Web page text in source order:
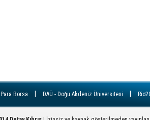
Para Borsa DAÜ - Doğu Akdeniz Üniversitesi
Üniversitesi FILE Ziyaretçi Defteri
GÜ -
EMEK KADIN İngiltere | YAŞAM |